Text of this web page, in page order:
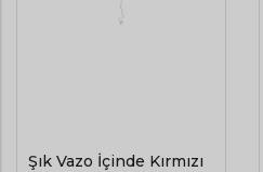
Şık Vazo İçinde Kırmızı